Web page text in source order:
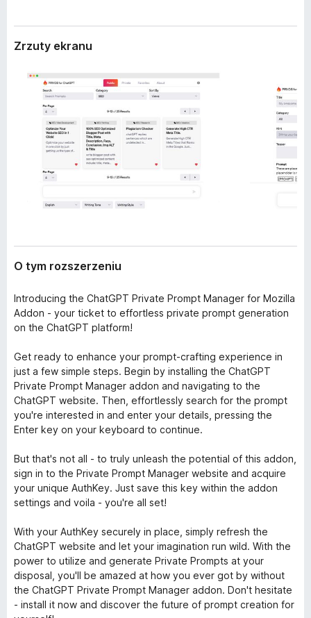
r
F
i
o
n
Zrzuty ekranu
O tym rozszerzeniu
Introducing the ChatGPT Private Prompt Manager for Mozilla
Addon - your ticket to effortless private prompt generation
on the ChatGPT platform!
Get ready to enhance your prompt-crafting experience in
just a few simple steps. Begin by installing the ChatGPT
Private Prompt Manager addon and navigating to the
ChatGPT website. Then, effortlessly search for the prompt
you're interested in and enter your details, pressing the
Enter key on your keyboard to continue.
But that's not all - to truly unleash the potential of this addon,
sign in to the Private Prompt Manager website and acquire
your unique AuthKey. Just save this key within the addon
settings and voila - you're all set!
With your AuthKey securely in place, simply refresh the
ChatGPT website and let your imagination run wild. With the
power to utilize and generate Private Prompts at your
disposal, you'll be amazed at how you ever got by without
the ChatGPT Private Prompt Manager addon. Don't hesitate
- install it now and discover the future of prompt creation for